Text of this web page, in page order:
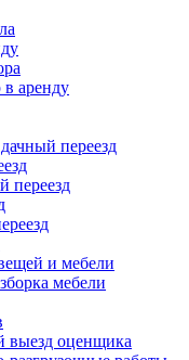
в аренду
переезд
переезд
и мебели
мебели
выезд оценщика